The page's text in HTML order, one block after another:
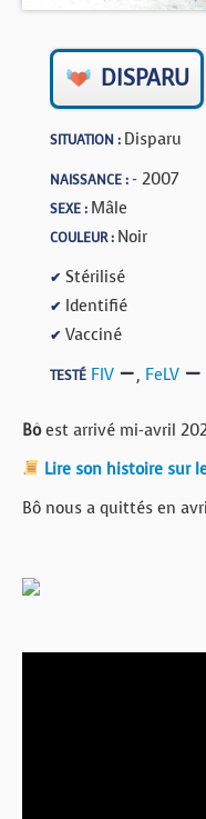
BOUTIQUE
FORUM
DISPARU
SITUATION : Disparu
NAISSANCE :- 2007
SEXE : Mâle
COULEUR : Noir
✔ Stérilisé
✔ Identifié
✔ Vacciné
TESTÉ FIV , FeLV
Bôest arrivé mi-avril
Lire son histoire sur
Bô nous a quittés en